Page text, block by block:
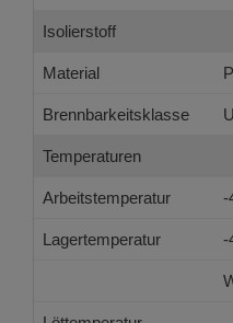
Isolierstoff
Material
Brennbarkeitsklasse
Temperaturen
Arbeitstemperatur -
Lagertemperatur -